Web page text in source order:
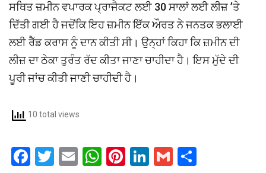
ਸਥਿਤ ਜ਼ਮੀਨ ਵਪਾਰਕ ਪ੍ਰਾਜੈਕਟ ਲਈ 30 ਸਾਲਾਂ ਲਈ ਲੀਜ਼ ’ਤੇ
ਦਿੱਤੀ ਗਈ ਹੈ ਜਦੋਂਕਿ ਇਹ ਜ਼ਮੀਨ ਇੱਕ ਔਰਤ ਨੇ ਜਨਤਕ ਭਲਾਈ
ਲਈ ਰੈੱਡ ਕਰਾਸ ਨੂੰ ਦਾਨ ਕੀਤੀ ਸੀ। ਉੁਨ੍ਹਾਂ ਕਿਹਾ ਕਿ ਜ਼ਮੀਨ ਦੀ
ਲੀਜ਼ ਦਾ ਠੇਕਾ ਤੁਰੰਤ ਰੱਦ ਕੀਤਾ ਜਾਣਾ ਚਾਹੀਦਾ ਹੈ। ਇਸ ਮੁੱਦੇ ਦੀ
ਪੂਰੀ ਜਾਂਚ ਕੀਤੀ ਜਾਣੀ ਚਾਹੀਦੀ ਹੈ।
10 total views
F
T
E
W Pi Li
G